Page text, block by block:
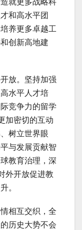
就更多战略科
和高水平团
养更多卓越工
创新高地建
放。坚持加强
水平人才培
竞争力的留学
加密切的互动
树立世界眼
与发展贡献智
教育治理，深
外开放促进教
。
相互交织，全
历史大势不会